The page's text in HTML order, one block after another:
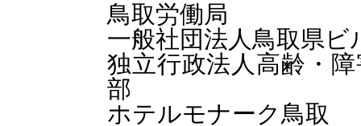
鳥取労働局
一般社団法人鳥取県
独立行政法人高齢・
部
ホテルモナーク鳥取